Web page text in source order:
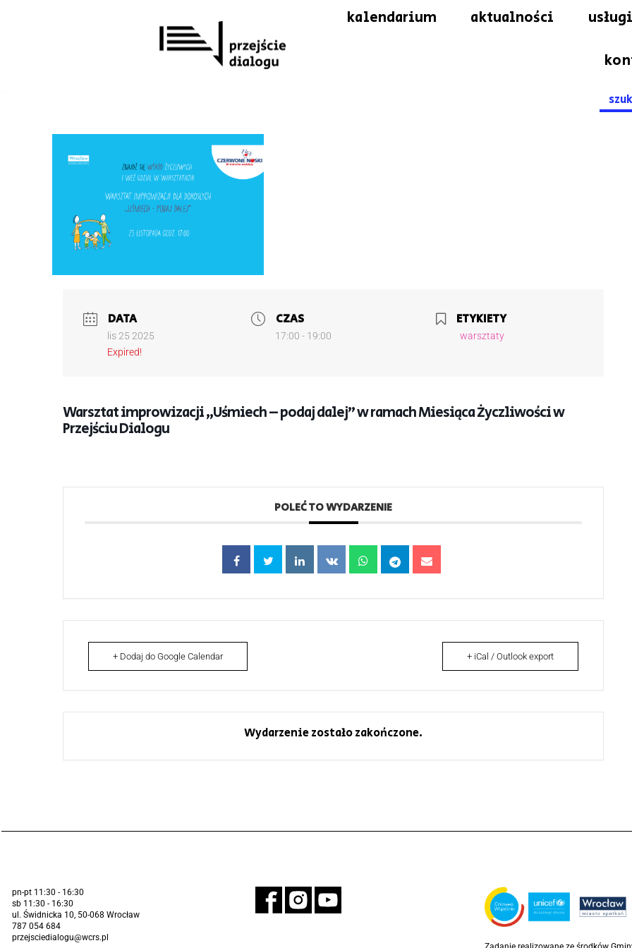
kalendarium aktualności
for:
DATA
lis 25 2025
Expired!
CZAS
17:00 - 19:00
ETYKIETY
warsztaty
Warsztat improwizacji „Uśmiech – podaj dalej” w ramach Miesiąca Życzliwości w
Przejściu Dialogu
POLEĆ TO WYDARZENIE
+ Dodaj do Google Calendar + iCal / Outlook export
Wydarzenie zostało zakończone.
pn-pt 11:30 - 16:30
sb 11:30 - 16:30
ul. Świdnicka 10, 50-068 Wrocław
787 054 684
przejsciedialogu@wcrs.pl